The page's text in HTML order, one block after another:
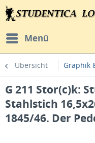
Menü
Übersicht Graphik
G 211 Stor(c)k:
Stahlstich
1845/46. Der